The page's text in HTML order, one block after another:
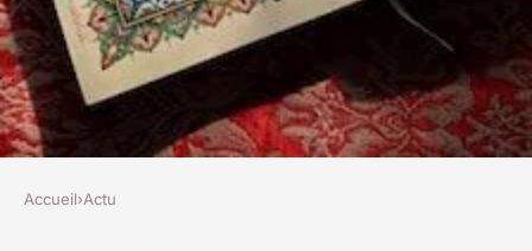
Accueil›Actu